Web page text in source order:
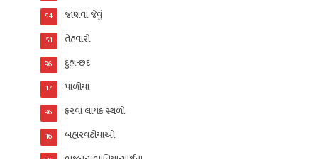
જાણવા જેવું
54
તેહવારો
51
દુહા-છંદ
96
પાળીયા
17
ફરવા લાયક સ્થળો
96
બહારવટીયાઓ
16